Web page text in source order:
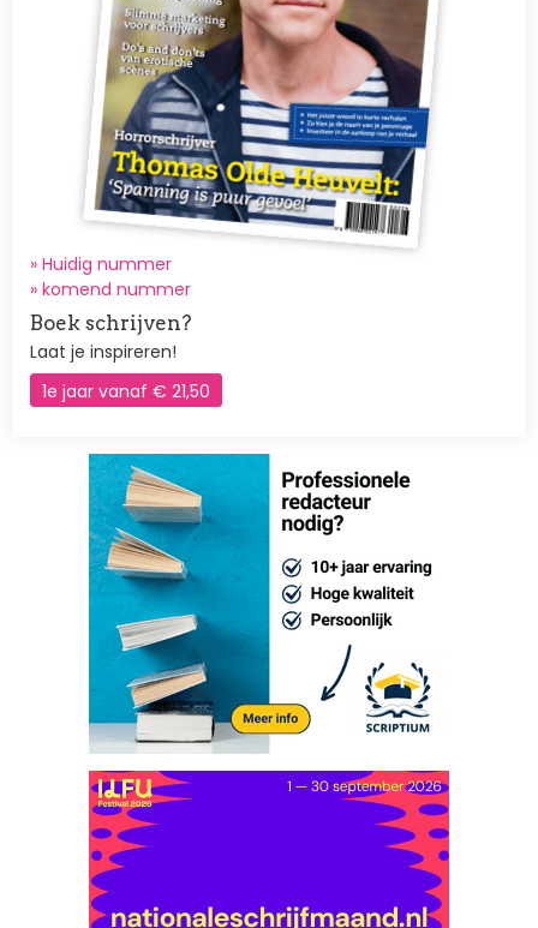
» Huidig nummer
» komend nummer
Boek schrijven?
Laat je inspireren!
1e jaar vanaf € 21,50